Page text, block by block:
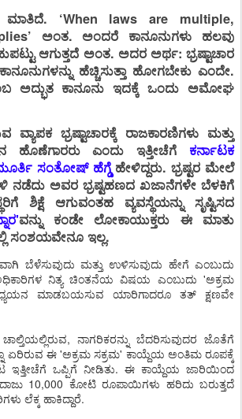
ಮಾತಿದೆ. ‘When laws are multiple,
ಅಂತ. ಅಂದರೆ ಕಾನೂನುಗಳು ಹಲವು
ಆಗುತ್ತದೆ ಅಂತ. ಅದರ ಅರ್ಥ: ಭ್ರಷ್ಟಾಚಾರ
ಹೆಚ್ಚಿಸುತ್ತಾ ಹೋಗಬೇಕು ಎಂದೇ.
ಅದ್ಭುತ ಕಾನೂನು ಇದಕ್ಕೆ ಒಂದು ಅಮೋಘ
ಭ್ರಷ್ಟಾಚಾರಕ್ಕೆ ರಾಜಕಾರಣಿಗಳು ಮತ್ತು
ಹೊಣೆಗಾರರು ಎಂದು ಇತ್ತೀಚೆಗೆ
ಕರ್ನಾಟಕ
ಸಂತೋಷ್ ಹೆಗ್ಡೆ ಹೇಳಿದ್ದರು. ಭ್ರಷ್ಟರ ಮೇಲೆ
ನಡೆದು ಅವರ ಭ್ರಷ್ಟಹಣದ ಖಜಾನೆಗಳೇ ಬೆಳಕಿಗೆ
ಶಿಕ್ಷೆ ಆಗುವಂತಹ ವ್ಯವಸ್ಥೆಯನ್ನು ಸೃಷ್ಟಿಸದ
ವನ್ನು ಕಂಡೇ ಲೋಕಾಯುಕ್ತರು ಈ ಮಾತು
ಸಂಶಯವೇನೂ ಇಲ್ಲ.
ಬೆಳೆಸುವುದು ಮತ್ತು ಉಳಿಸುವುದು ಹೇಗೆ ಎಂಬುದು
ನಿತ್ಯ ಚಿಂತನೆಯ ವಿಷಯ ಎಂಬುದು 'ಅಕ್ರಮ
ಮಾಡಬಯಸುವ ಯಾರಿಗಾದರೂ ತತ್ ಕ್ಷಣವೇ
ನಾಗರಿಕರನ್ನು ಬೆದರಿಸುವುದರ ಜೊತೆಗೆ
ಏರಿರುವ ಈ 'ಅಕ್ರಮ ಸಕ್ರಮ' ಕಾಯ್ದೆಯ ಅಂತಿಮ ರೂಪಕ್ಕೆ
ಇತ್ತೀಚೆಗೆ ಒಪ್ಪಿಗೆ ನೀಡಿತು. ಈ ಕಾಯ್ದೆಯ ಜಾರಿಯಿಂದ
10,000 ಕೋಟಿ ರೂಪಾಯಿಗಳು ಹರಿದು ಬರುತ್ತದೆ
ಲೆಕ್ಕ ಹಾಕಿದ್ದಾರೆ.